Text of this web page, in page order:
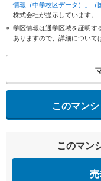
情報（中学校区データ）」（
株式会社が提示しています。
学区情報は通学区域を証明す
ありますので、詳細について
このマン
このマン